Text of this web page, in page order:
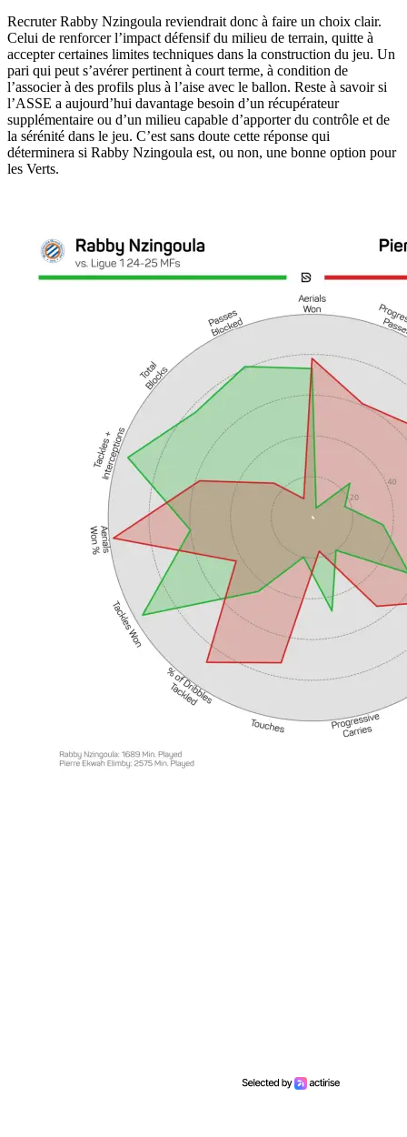
Recruter Rabby Nzingoula reviendrait donc à faire un choix clair.
Celui de renforcer l’impact défensif du milieu de terrain, quitte à
accepter certaines limites techniques dans la construction du jeu. Un
pari qui peut s’avérer pertinent à court terme, à condition de
l’associer à des profils plus à l’aise avec le ballon. Reste à savoir si
l’ASSE a aujourd’hui davantage besoin d’un récupérateur
supplémentaire ou d’un milieu capable d’apporter du contrôle et de
la sérénité dans le jeu. C’est sans doute cette réponse qui
déterminera si Rabby Nzingoula est, ou non, une bonne option pour
les Verts.